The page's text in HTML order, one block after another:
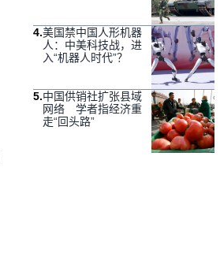
4.美国禁中国人形机器
人：中美科技战，进
入“机器人时代”？
5.中国供销社扩张县域
网络 学者指经济重
走“回头路”